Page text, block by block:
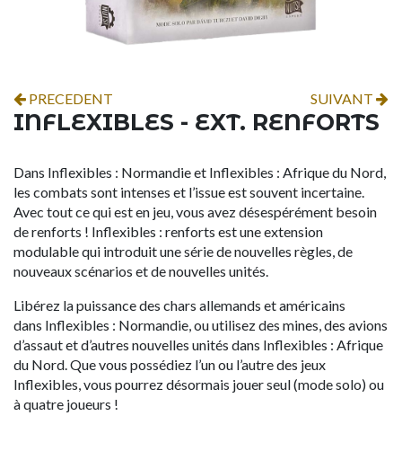
PRECEDENT SUIVANT
INFLEXIBLES - EXT. RENFORTS
Dans Inflexibles : Normandie et Inflexibles : Afrique du Nord,
les combats sont intenses et l’issue est souvent incertaine.
Avec tout ce qui est en jeu, vous avez désespérément besoin
de renforts ! Inflexibles : renforts est une extension
modulable qui introduit une série de nouvelles règles, de
nouveaux scénarios et de nouvelles unités.
Libérez la puissance des chars allemands et américains
dans Inflexibles : Normandie, ou utilisez des mines, des avions
d’assaut et d’autres nouvelles unités dans Inflexibles : Afrique
du Nord. Que vous possédiez l’un ou l’autre des jeux
Inflexibles, vous pourrez désormais jouer seul (mode solo) ou
à quatre joueurs !